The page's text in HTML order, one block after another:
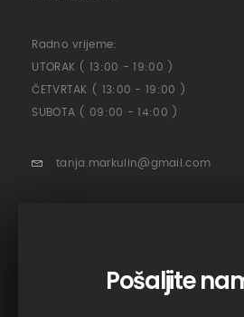
Radno vrijeme:
UTORAK ( 13:00 - 19:00 )
ČETVRTAK ( 13:00 - 19:00 )
SUBOTA ( 09:00 - 14:00 )
tanja.markulin@gmail.com
Pošaljite